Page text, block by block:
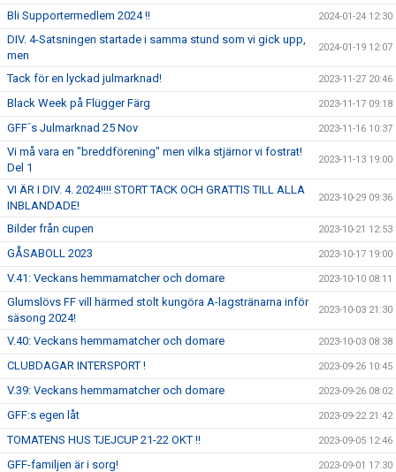
Bli Supportermedlem 2024 !! 2024-01-24 12:30
DIV. 4-Satsningen startade i samma stund som vi gick upp,
men
2024-01-19 12:07
Tack för en lyckad julmarknad! 2023-11-27 20:46
Black Week på Flügger Färg 2023-11-17 09:18
GFF´s Julmarknad 25 Nov 2023-11-16 10:37
Vi må vara en "breddförening" men vilka stjärnor vi fostrat!
Del 1
2023-11-13 19:00
VI ÄR I DIV. 4. 2024!!!! STORT TACK OCH GRATTIS TILL ALLA
INBLANDADE!
2023-10-29 09:36
Bilder från cupen 2023-10-21 12:53
GÅSABOLL 2023 2023-10-17 19:00
V.41: Veckans hemmamatcher och domare 2023-10-10 08:11
Glumslövs FF vill härmed stolt kungöra A-lagstränarna inför
säsong 2024!
2023-10-03 21:30
V.40: Veckans hemmamatcher och domare 2023-10-03 08:38
CLUBDAGAR INTERSPORT ! 2023-09-26 10:45
V.39: Veckans hemmamatcher och domare 2023-09-26 08:02
GFF:s egen låt 2023-09-22 21:42
TOMATENS HUS TJEJCUP 21-22 OKT !! 2023-09-05 12:46
GFF-familjen är i sorg! 2023-09-01 17:30